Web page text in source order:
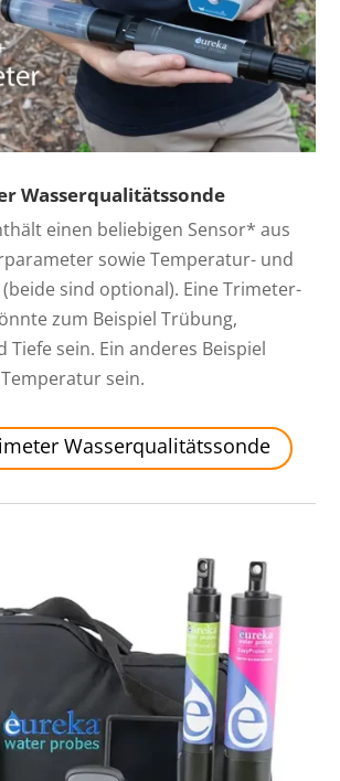
Wasserqualitätssonde
einen beliebigen Sensor* aus
sowie Temperatur- und
sind optional). Eine Trimeter-
zum Beispiel Trübung,
sein. Ein anderes Beispiel
sein.
Wasserqualitätssonde